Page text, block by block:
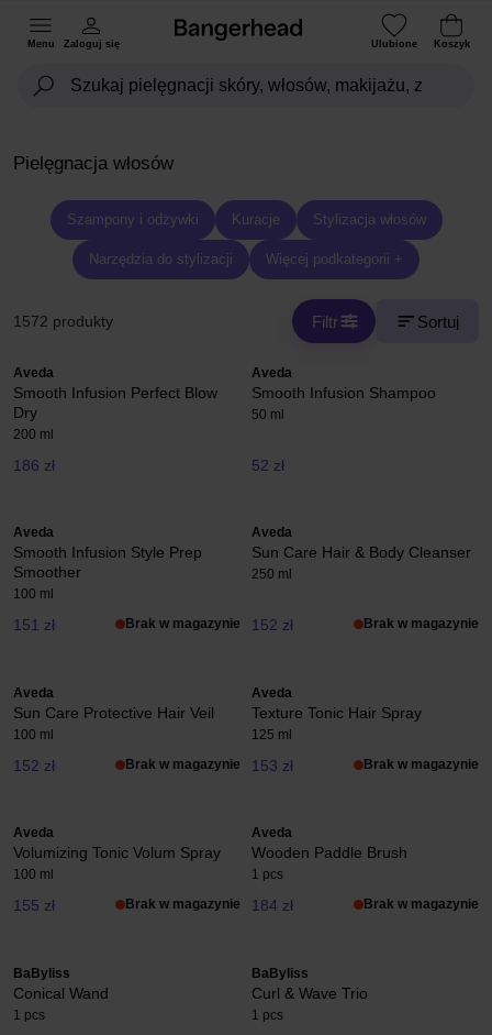
Menu Zaloguj się Ulubione Koszyk
Pielęgnacja włosów
Szampony i odżywki Kuracje Stylizacja włosów
Narzędzia do stylizacji Więcej podkategorii +
1572 produkty Filtr Sortuj
Aveda
Smooth Infusion Perfect Blow
Dry
200 ml
186 zł
Aveda
Smooth Infusion Shampoo
50 ml
52 zł
Aveda
Smooth Infusion Style Prep
Smoother
100 ml
151 zł Brak w magazynie
Aveda
Sun Care Hair & Body Cleanser
250 ml
152 zł Brak w magazynie
Aveda
Sun Care Protective Hair Veil
100 ml
152 zł Brak w magazynie
Aveda
Texture Tonic Hair Spray
125 ml
153 zł Brak w magazynie
Aveda
Volumizing Tonic Volum Spray
100 ml
155 zł Brak w magazynie
Aveda
Wooden Paddle Brush
1 pcs
184 zł Brak w magazynie
BaByliss
Conical Wand
1 pcs
BaByliss
Curl & Wave Trio
1 pcs